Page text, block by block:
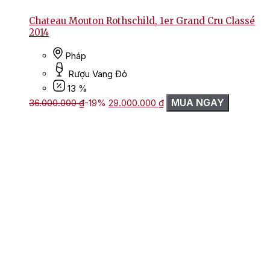
Chateau Mouton Rothschild, 1er Grand Cru Classé
2014
Pháp
Rượu Vang Đỏ
13 %
36.000.000₫-19% Giá
gốc
29.000.000 ₫Giá
hiện
MUA NGAY